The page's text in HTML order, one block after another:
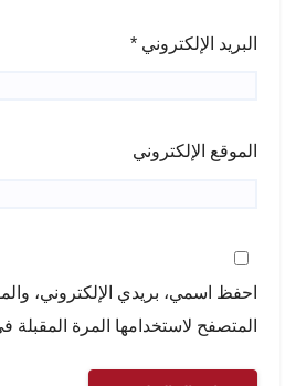
البريد الإلكتروني *
الموقع الإلكتروني
احفظ اسمي، بريدي الإلكتروني،
المتصفح لاستخدامها المرة المقبلة